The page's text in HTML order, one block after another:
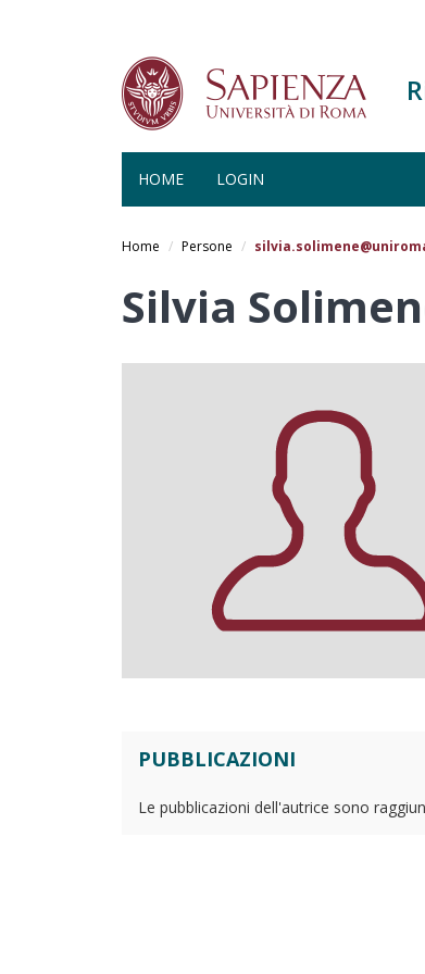
HOME LOGIN
Home Persone
Silvia
PUBBLICAZIONI
Le pubblicazioni dell'autrice sono